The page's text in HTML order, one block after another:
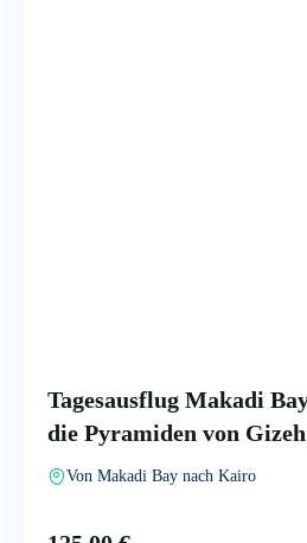
Tagesausflug Makadi
die Pyramiden von
Von Makadi Bay nach Kairo